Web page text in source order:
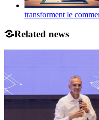
transforment le
Related news